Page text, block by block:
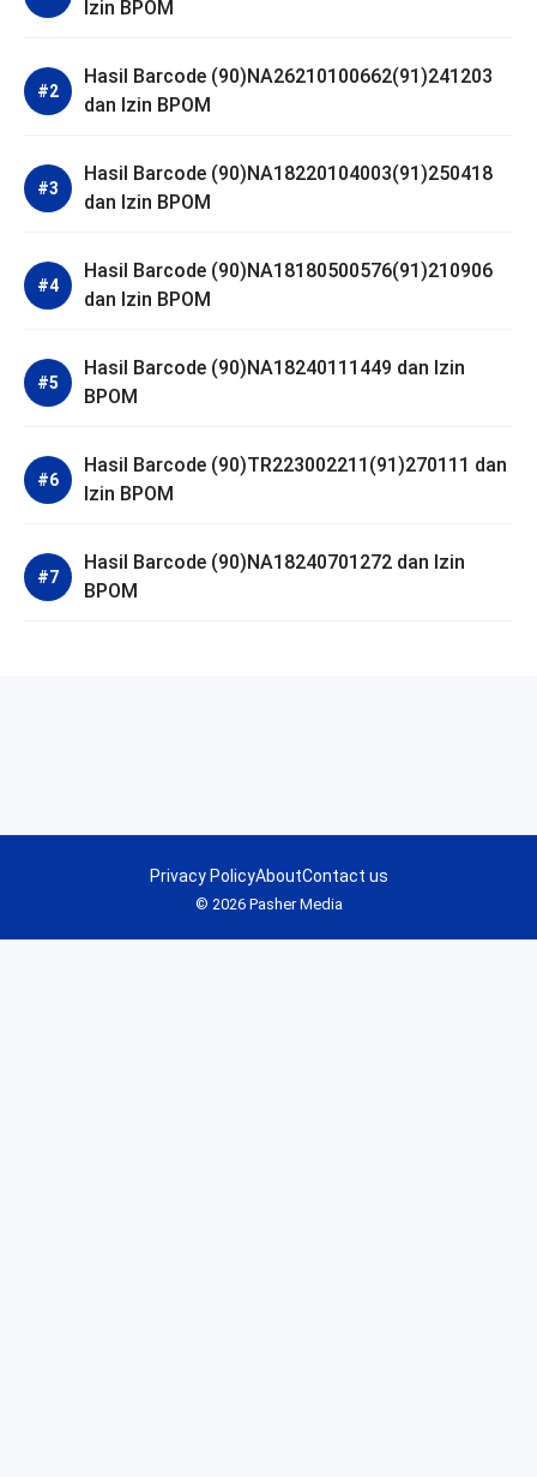
Izin BPOM
Hasil Barcode (90)NA26210100662(91)241203
dan Izin BPOM
Hasil Barcode (90)NA18220104003(91)250418
dan Izin BPOM
Hasil Barcode (90)NA18180500576(91)210906
dan Izin BPOM
Hasil Barcode (90)NA18240111449 dan Izin
BPOM
Hasil Barcode (90)TR223002211(91)270111 dan
Izin BPOM
Hasil Barcode (90)NA18240701272 dan Izin
BPOM
© 2026 Pasher Media
Privacy PolicyAboutContact us